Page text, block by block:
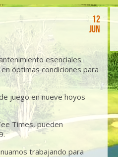
12
Jun
esenciales
óptimas condiciones para
juego en nueve hoyos
Times, pueden
trabajando para